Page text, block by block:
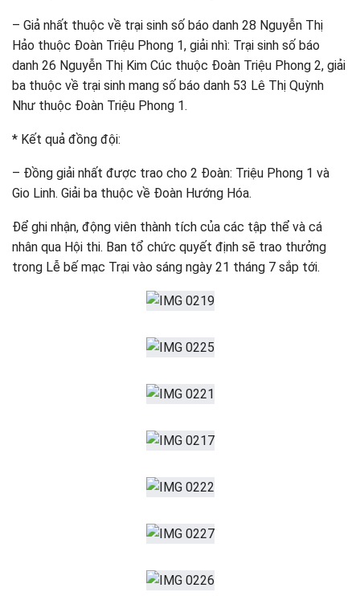
– Giả nhất thuộc về trại sinh số báo danh 28 Nguyễn Thị
Hảo thuộc Đoàn Triệu Phong 1, giải nhì: Trại sinh số báo
danh 26 Nguyễn Thị Kim Cúc thuộc Đoàn Triệu Phong 2, giải
ba thuộc về trại sinh mang số báo danh 53 Lê Thị Quỳnh
Như thuộc Đoàn Triệu Phong 1.
* Kết quả đồng đội:
– Đồng giải nhất được trao cho 2 Đoàn: Triệu Phong 1 và
Gio Linh. Giải ba thuộc về Đoàn Hướng Hóa.
Để ghi nhận, động viên thành tích của các tập thể và cá
nhân qua Hội thi. Ban tổ chức quyết định sẽ trao thưởng
trong Lễ bế mạc Trại vào sáng ngày 21 tháng 7 sắp tới.